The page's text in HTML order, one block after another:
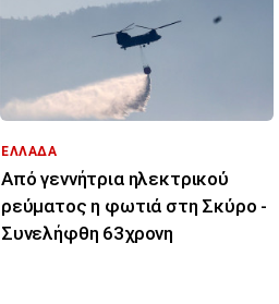
ΕΛΛΑΔΑ
Από γεννήτρια ηλεκτρικού
ρεύματος η φωτιά στη Σκύρο -
Συνελήφθη 63χρονη